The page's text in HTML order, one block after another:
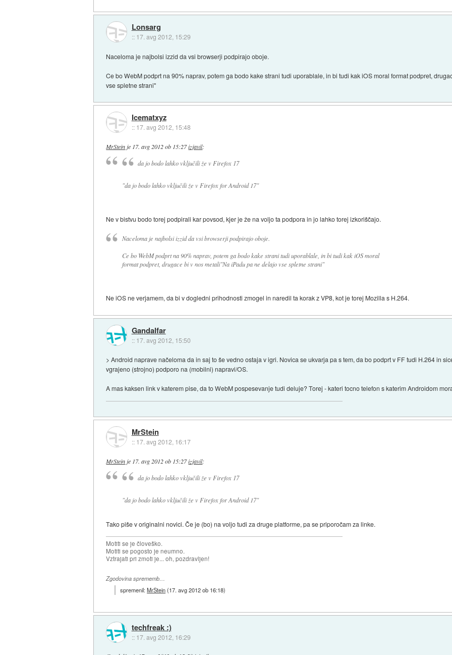
Lonsarg
:: 17. avg 2012, 15:29
Naceloma je najbolsi izzid da vsi browserji podpirajo oboje.
Ce bo WebM podprt na 90% naprav, potem ga bodo kake strani tudi uporablale, in bi tudi kak iOS moral format podpret,
vse spletne strani"
Icematxyz
:: 17. avg 2012, 15:48
MrStein je 17. avg 2012 ob 15:27izjavil:
da jo bodo lahko vključili že v Firefox 17
"da jo bodo lahko vključili že v Firefoxfor Android 17"
Ne v bistvu bodo torej podpirali kar povsod, kjer je že na voljo ta podpora in jo lahko torej izkoriščajo.
Naceloma je najbolsi izzid da vsi browserji podpirajo oboje.
Ce bo WebM podprt na 90% naprav, potem ga bodo kake strani tudi uporablale, in bi tudi kak iOS moral
format podpret, drugace bi v nos metali"Na iPadu pa ne delajo vse spletne strani"
Ne iOS ne verjamem, da bi v dogledni prihodnosti zmogel in naredil ta korak z VP8, kot je torej Mozilla s H.264.
Gandalfar
:: 17. avg 2012, 15:50
> Android naprave načeloma da in saj to še vedno ostaja v igri. Novica se ukvarja pa s tem, da bo podprt v FF tudi H.264 in
vgrajeno (strojno) podporo na (mobilni) napravi/OS.
A mas kaksen link v katerem pise, da to WebM pospesevanje tudi deluje? Torej - kateri tocno telefon s katerim Androidom
MrStein
:: 17. avg 2012, 16:17
MrStein je 17. avg 2012 ob 15:27izjavil:
da jo bodo lahko vključili že v Firefox 17
"da jo bodo lahko vključili že v Firefoxfor Android 17"
Tako piše v originalni novici. Če je (bo) na voljo tudi za druge platforme, pa se priporočam za linke.
Motiti se je človeško.
Motiti se pogosto je neumno.
Vztrajati pri zmoti je... oh, pozdravljen!
Zgodovina sprememb…
spremenil:MrStein(17. avg 2012 ob 16:18)
techfreak :)
:: 17. avg 2012, 16:29